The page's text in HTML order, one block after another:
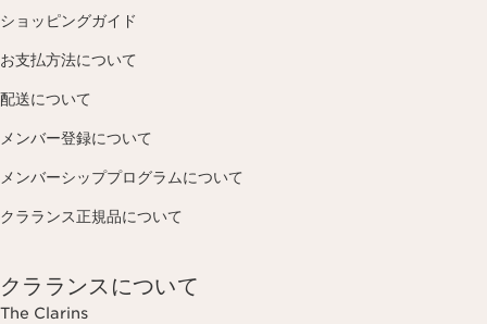
ショッピングガイド
お支払方法について
配送について
メンバー登録について
メンバーシッププログラムについて
クラランス正規品について
クラランスについて
The Clarins